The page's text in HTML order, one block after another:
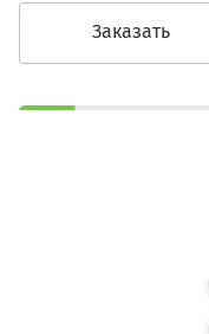
Заказать